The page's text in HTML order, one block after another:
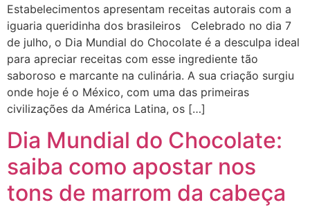
Estabelecimentos apresentam receitas autorais com a
iguaria queridinha dos brasileiros Celebrado no dia 7
de julho, o Dia Mundial do Chocolate é a desculpa ideal
para apreciar receitas com esse ingrediente tão
saboroso e marcante na culinária. A sua criação surgiu
onde hoje é o México, com uma das primeiras
civilizações da América Latina, os […]
Dia Mundial do Chocolate:
saiba como apostar nos
tons de marrom da cabeça